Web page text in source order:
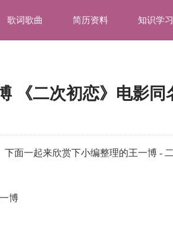
歌词歌曲 简历资料 知识学习
《二次初恋》电影同
面一起来欣赏下小编整理的王一博 -
博